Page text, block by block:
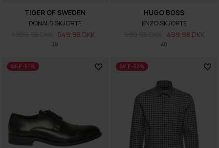
38
TIGER OF SWEDEN
DONALD SKJORTE
549,98 DKK
40
HUGO BOSS
ENZO SKJORTE
499,98 DKK
SALE -50% SALE -50%